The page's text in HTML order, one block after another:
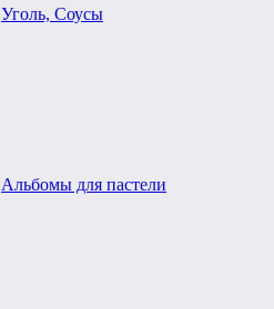
Уголь, Соусы
Альбомы для пастели